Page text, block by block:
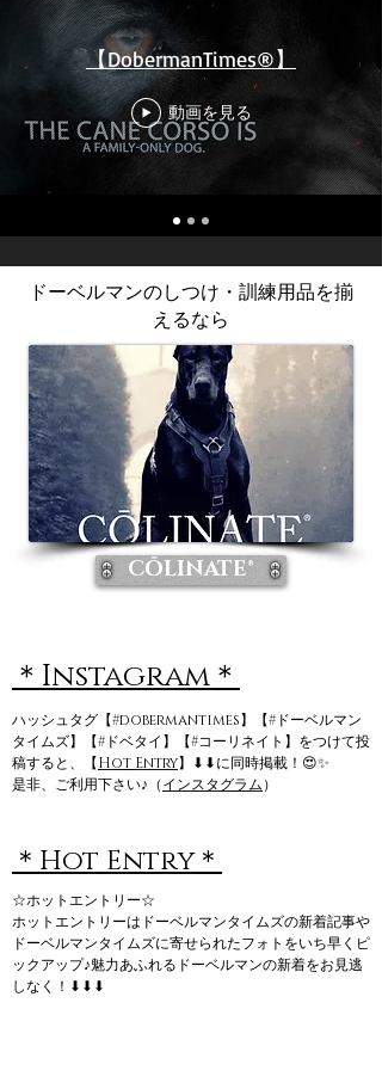
【DobermanTimes®】
動画を見る
ドーベルマンのしつけ・訓練用品を揃
えるなら
CŌLINATE®
＊Instagram＊
ハッシュタグ【#dobermantimes】【#ドーベルマン
タイムズ】【#ドベタイ】【#コーリネイト】をつけて投
稿すると、【Hot Entry】⬇⬇に同時掲載！😍✨
是非、ご利用下さい♪（インスタグラム）
＊Hot Entry＊
☆ホットエントリー☆
ホットエントリーはドーベルマンタイムズの新着記事や
ドーベルマンタイムズに寄せられたフォトをいち早くピ
ックアップ♪魅力あふれるドーベルマンの新着をお見逃
しなく！⬇⬇⬇